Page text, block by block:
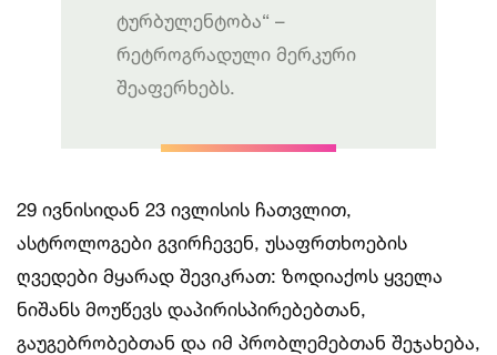
ტურბულენტობა“ –
რეტროგრადული მერკური
შეაფერხებს.
29 ივნისიდან 23 ივლისის ჩათვლით,
ასტროლოგები გვირჩევენ, უსაფრთხოების
ღვედები მყარად შევიკრათ: ზოდიაქოს ყველა
ნიშანს მოუწევს დაპირისპირებებთან,
გაუგებრობებთან და იმ პრობლემებთან შეჯახება,